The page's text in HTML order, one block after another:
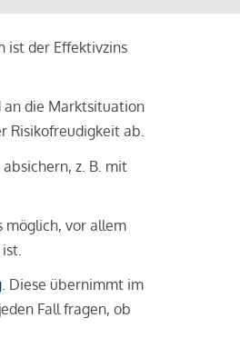
ist der Effektivzins
an die Marktsituation
Risikofreudigkeit ab.
z. B. mit
möglich, vor allem
. Diese übernimmt im
Fall fragen, ob